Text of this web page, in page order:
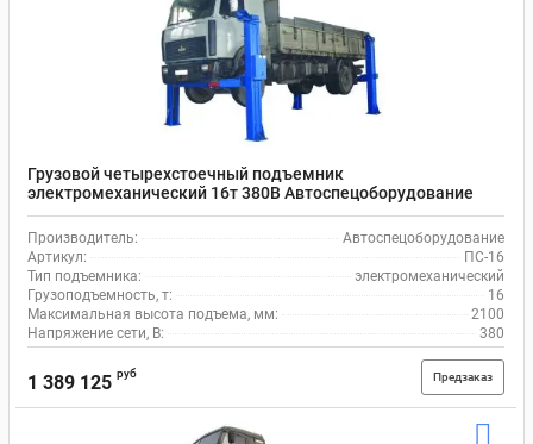
Грузовой четырехстоечный подъемник
электромеханический 16т 380В Автоспецоборудование
ПС-16
Производитель:
Автоспецоборудование
Артикул:
ПС-16
Тип подъемника:
электромеханический
Грузоподъемность, т:
16
Максимальная высота подъема, мм:
2100
Напряжение сети, В:
380
1 389 125 руб Предзаказ